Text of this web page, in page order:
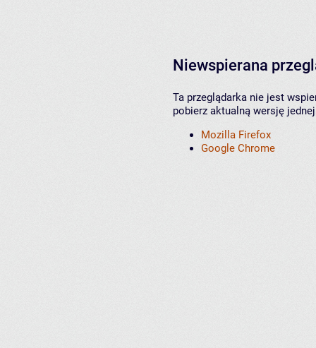
Niewspierana
Ta przeglądarka nie jest
pobierz aktualną wersję
Mozilla Firefox
Google Chrome